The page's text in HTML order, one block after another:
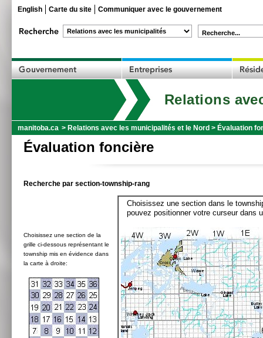
English Carte du site Communiquer avec le gouvernement
Recherche...
Relations
manitoba.ca > Relations avec les municipalités et le Nord > Évaluation
Évaluation foncière
Recherche par section-township-rang
Choisissez une section de la
grille ci-dessous représentant le
township mis en évidence dans
la carte à droite:
Choisissez une section dans le
pouvez positionner votre curseur dans